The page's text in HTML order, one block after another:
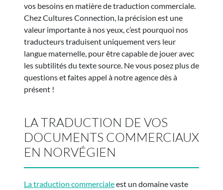
vos besoins en matière de traduction commerciale.
Chez Cultures Connection, la précision est une
valeur importante à nos yeux, c’est pourquoi nos
traducteurs traduisent uniquement vers leur
langue maternelle, pour être capable de jouer avec
les subtilités du texte source. Ne vous posez plus de
questions et faites appel à notre agence dès à
présent !
LA TRADUCTION DE VOS
DOCUMENTS COMMERCIAUX
EN NORVÉGIEN
La traduction commercialeest un domaine vaste